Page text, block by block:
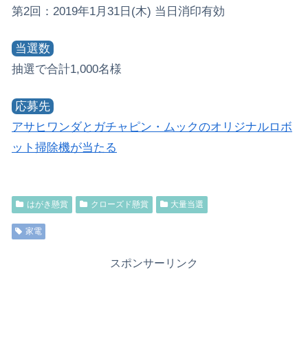
第2回：2019年1月31日(木) 当日消印有効
当選数
抽選で合計1,000名様
応募先
アサヒワンダとガチャピン・ムックのオリジナルロボ
ット掃除機が当たる
はがき懸賞 クローズド懸賞 大量当選
家電
スポンサーリンク